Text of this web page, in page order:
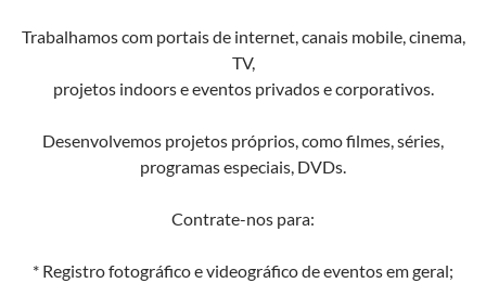
Trabalhamos com portais de internet, canais mobile, cinema,
TV,
projetos indoors e eventos privados e corporativos.
Desenvolvemos projetos próprios, como filmes, séries,
programas especiais, DVDs.
Contrate-nos para:
* Registro fotográfico e videográfico de eventos em geral;